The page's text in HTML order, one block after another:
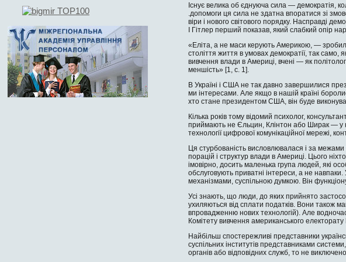
Існує велика об єднуюча сила — демократія,
.допомоги ця сила не здатна впоратися зі
віри і нового світового порядку. Насправді
І Гітлер перший показав, який слабкий опір
«Еліта, а не маси керують Америкою, — зробили
століття життя в умовах демократії, так
вивчення влади в Аме­риці, вчені — як
меншість» [1, c. 1].
В Україні і США не так давно завершилися
ми інтересами. Але якщо в нашій країні
хто стане президентом США, він буде
Кілька років тому відомий психолог,
приймають не Єльцин, Клінтон або Ширак — у
технології цифрової комунікаційної мережі,
Ця стурбованість висловлювалася і за
порацій і структур влади в Америці. Цього
імовірно, досить маленька група людей, які
обслуговують приватні інтереси, а не
механізмами, суспільною думкою. Він
Усі знають, що люди, до яких прийнято
ухиляються від сплати податків. Вони також
впровадженню нових технологій). Але
Комітету вивчення американського
Найбільш спостережливі представники
суспільних інститутів представниками
органів або відповідних служб, то не